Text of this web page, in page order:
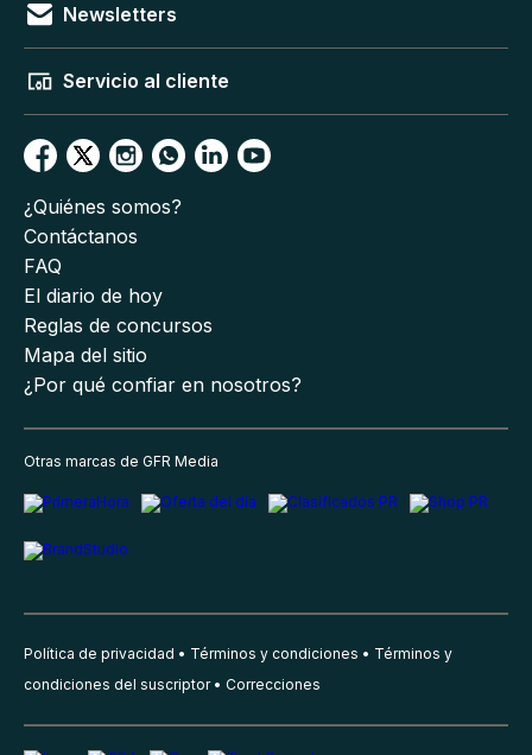
Newsletters
Servicio al cliente
¿Quiénes somos?
Contáctanos
FAQ
El diario de hoy
Reglas de concursos
Mapa del sitio
¿Por qué confiar en nosotros?
Otras marcas de GFR Media
Política de privacidad Términos y condiciones
Términos y
condiciones del suscriptor
Correcciones